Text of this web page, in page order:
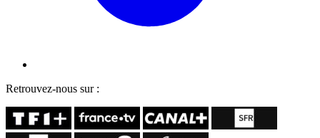
Retrouvez-nous sur :